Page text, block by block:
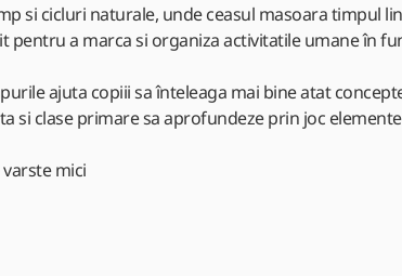
si cicluri naturale, unde ceasul masoara timpul
pentru a marca si organiza activitatile umane în
ajuta copiii sa înteleaga mai bine atat
si clase primare sa aprofundeze prin joc
mici